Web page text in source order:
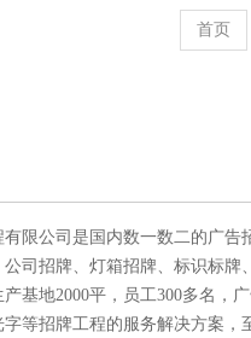
首页
限公司是国内数一数二的广
司招牌、灯箱招牌、标识标牌
基地2000平，员工300多名，
等招牌工程的服务解决方案，